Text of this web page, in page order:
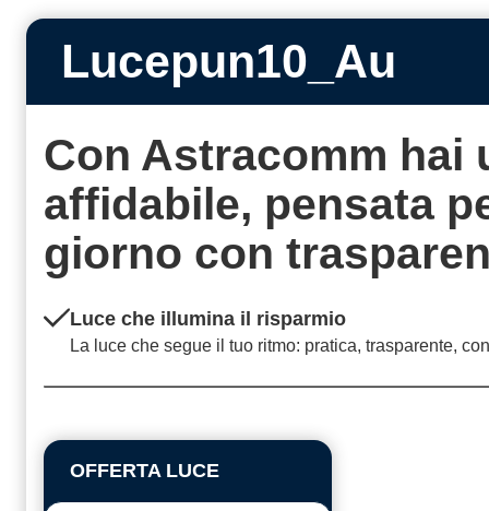
Lucepun10_Au
Con Astracomm hai
affidabile, pensata
giorno con
Luce che illumina il risparmio
La luce che segue il tuo ritmo: pratica, trasparente,
OFFERTA LUCE